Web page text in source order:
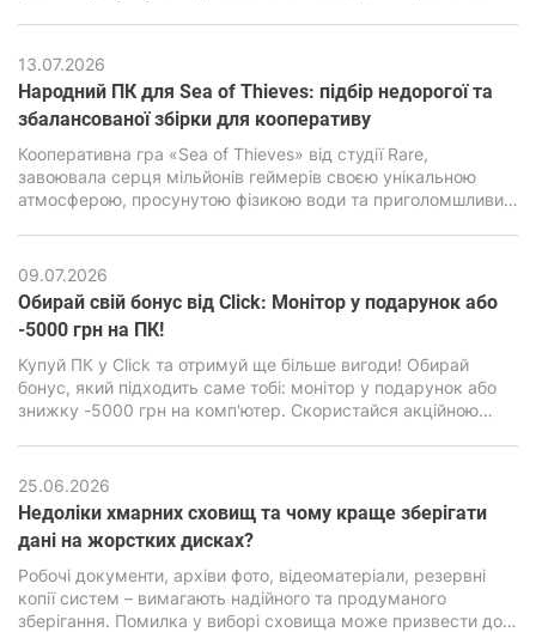
гарну картинку, просунуту симуляцію та реалістичну фізику
вимагає підвищеної продуктивності від ПК.
13.07.2026
Народний ПК для Sea of ​​Thieves: підбір недорогої та
збалансованої збірки для кооперативу
Кооперативна гра «Sea of ​​Thieves» від студії Rare,
завоювала серця мільйонів геймерів своєю унікальною
атмосферою, просунутою фізикою води та приголомшливим
навантажити навіть сучасні ПК, особливо бюджетного
класу.
09.07.2026
Обирай свій бонус від Click: Монітор у подарунок або
-5000 грн на ПК!
Купуй ПК у Click та отримуй ще більше вигоди! Обирай
бонус, який підходить саме тобі: монітор у подарунок або
знижку -5000 грн на комп'ютер. Скористайся акційною
25.06.2026
Недоліки хмарних сховищ та чому краще зберігати
дані на жорстких дисках?
Робочі документи, архіви фото, відеоматеріали, резервні
копії систем – вимагають надійного та продуманого
зберігання. Помилка у виборі сховища може призвести до